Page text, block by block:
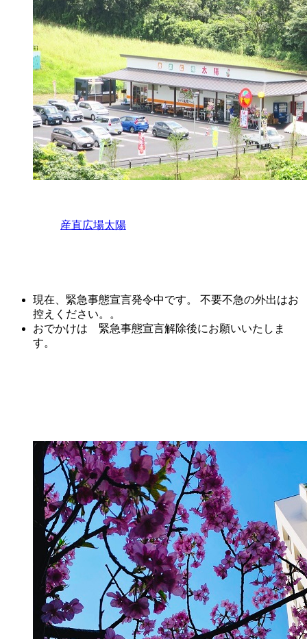
産直広場太陽
現在、緊急事態宣言発令中です。 不要不急の外出はお
控えください。。
おでかけは 緊急事態宣言解除後にお願いいたしま
す。